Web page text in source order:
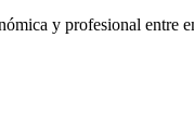
y profesional entre